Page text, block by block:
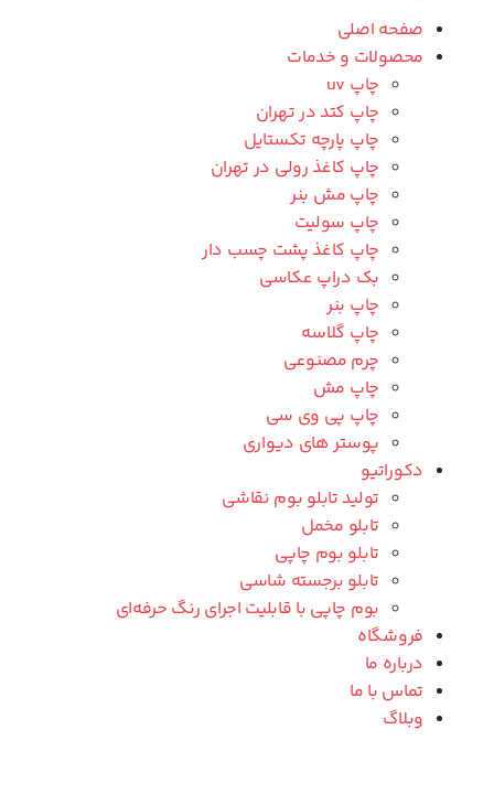
صفحه اصلی
محصولات و خدمات
چاپ uv
چاپ کتد در تهران
چاپ پارچه تکستایل
چاپ کاغذ رولی در تهران
چاپ مش بنر
چاپ سولیت
چاپ کاغذ پشت چسب دار
بک دراپ عکاسی
چاپ بنر
چاپ گلاسه
چرم مصنوعی
چاپ مش
چاپ پی وی سی
پوستر های دیواری
دکوراتیو
تولید تابلو بوم نقاشی
تابلو مخمل
تابلو بوم چاپی
تابلو برجسته شاسی
بوم چاپی با قابلیت اجرای رنگ حرفه‌ای
فروشگاه
درباره ما
تماس با ما
وبلاگ